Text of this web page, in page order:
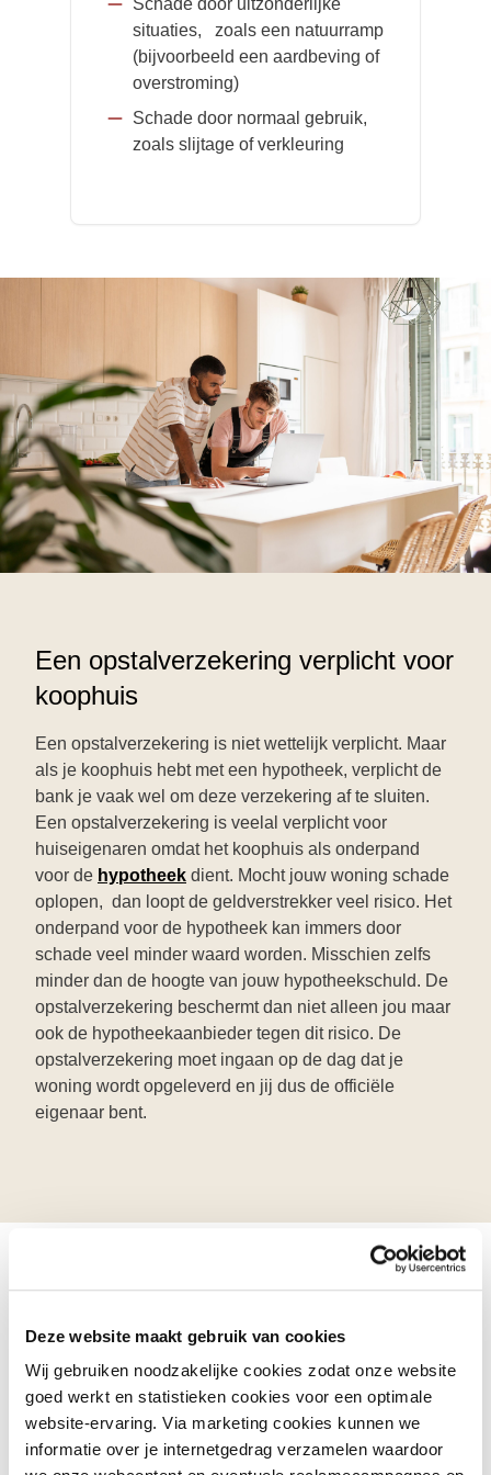
Deze website maakt gebruik van cookies
Wij gebruiken noodzakelijke cookies zodat onze website
goed werkt en statistieken cookies voor een optimale
website-ervaring. Via marketing cookies kunnen we
informatie over je internetgedrag verzamelen waardoor
Schade door uitzonderlijke
situaties, zoals een natuurramp
(bijvoorbeeld een aardbeving of
overstroming)
Schade door normaal gebruik,
zoals slijtage of verkleuring
Een opstalverzekering verplicht voor
koophuis
Een opstalverzekering is niet wettelijk verplicht. Maar
als je koophuis hebt met een hypotheek, verplicht de
bank je vaak wel om deze verzekering af te sluiten.
Een opstalverzekering is veelal verplicht voor
huiseigenaren omdat het koophuis als onderpand
voor de hypotheek dient. Mocht jouw woning schade
oplopen, dan loopt de geldverstrekker veel risico. Het
onderpand voor de hypotheek kan immers door
schade veel minder waard worden. Misschien zelfs
minder dan de hoogte van jouw hypotheekschuld. De
opstalverzekering beschermt dan niet alleen jou maar
ook de hypotheekaanbieder tegen dit risico. De
opstalverzekering moet ingaan op de dag dat je
woning wordt opgeleverd en jij dus de officiële
eigenaar bent.
Uitzondering:
opstalverzekering
appartement
Als je een appartement koopt, word